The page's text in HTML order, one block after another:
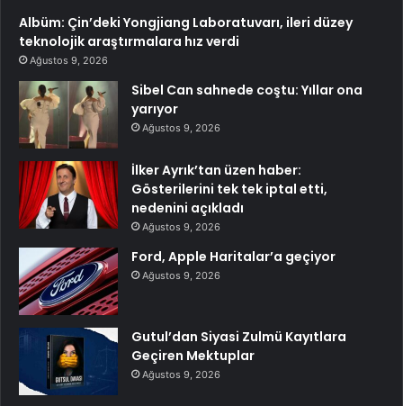
Albüm: Çin’deki Yongjiang Laboratuvarı, ileri düzey
teknolojik araştırmalara hız verdi
Ağustos 9, 2026
Sibel Can sahnede coştu: Yıllar ona
yarıyor
Ağustos 9, 2026
İlker Ayrık’tan üzen haber:
Gösterilerini tek tek iptal etti,
nedenini açıkladı
Ağustos 9, 2026
Ford, Apple Haritalar’a geçiyor
Ağustos 9, 2026
Gutul’dan Siyasi Zulmü Kayıtlara
Geçiren Mektuplar
Ağustos 9, 2026